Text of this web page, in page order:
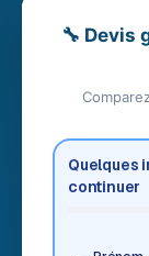
🔧 Devis